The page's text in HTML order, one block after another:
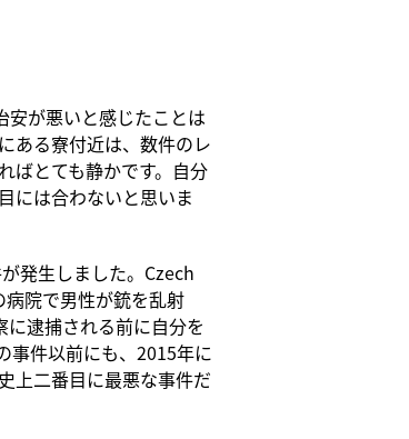
が悪いと感じたことは
ある寮付近は、数件のレ
ばとても静かです。自分
には合わないと思いま
発生しました。Czech
院で男性が銃を乱射
逮捕される前に自分を
事件以前にも、2015年に
上二番目に最悪な事件だ